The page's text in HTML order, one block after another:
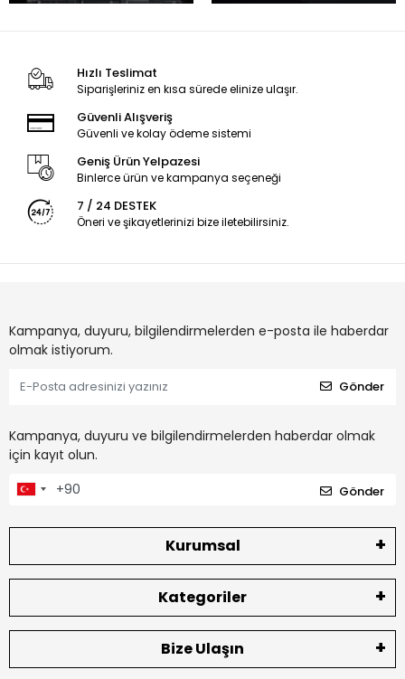
Hızlı Teslimat
Siparişleriniz en kısa sürede elinize ulaşır.
Güvenli Alışveriş
Güvenli ve kolay ödeme sistemi
Geniş Ürün Yelpazesi
Binlerce ürün ve kampanya seçeneği
7 / 24 DESTEK
Öneri ve şikayetlerinizi bize iletebilirsiniz.
Kampanya, duyuru, bilgilendirmelerden e-posta ile haberdar
olmak istiyorum.
Gönder
Kampanya, duyuru ve bilgilendirmelerden haberdar olmak
için kayıt olun.
Gönder
Kurumsal
Kategoriler
Bize Ulaşın